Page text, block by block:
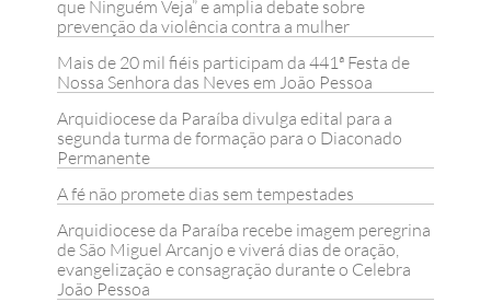
que Ninguém Veja” e amplia debate sobre
prevenção da violência contra a mulher
Mais de 20 mil fiéis participam da 441ª Festa de
Nossa Senhora das Neves em João Pessoa
Arquidiocese da Paraíba divulga edital para a
segunda turma de formação para o Diaconado
Permanente
A fé não promete dias sem tempestades
Arquidiocese da Paraíba recebe imagem peregrina
de São Miguel Arcanjo e viverá dias de oração,
evangelização e consagração durante o Celebra
João Pessoa